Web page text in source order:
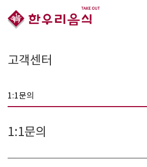
고객센터
1:1문의
1:1문의